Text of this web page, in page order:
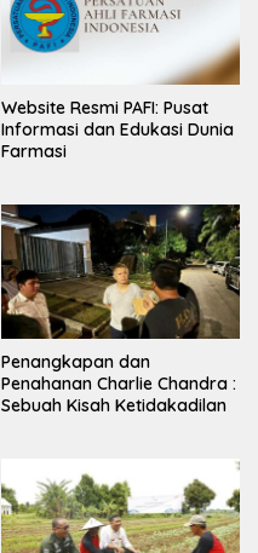
Website Resmi PAFI: Pusat
Informasi dan Edukasi Dunia
Farmasi
Penangkapan dan
Penahanan Charlie Chandra :
Sebuah Kisah Ketidakadilan